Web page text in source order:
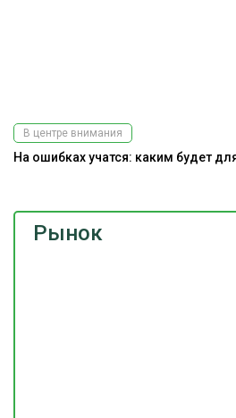
Рынок
В центре внимания
На ошибках учатся: каким будет